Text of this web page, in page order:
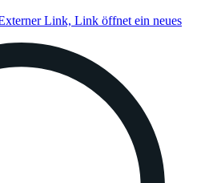
Link, Link öffnet ein neues